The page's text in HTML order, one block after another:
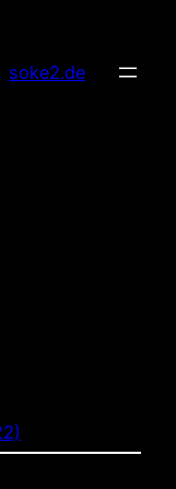
soke2.de